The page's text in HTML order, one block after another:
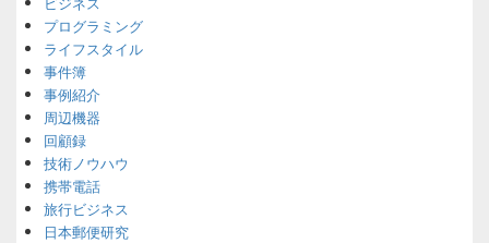
プログラミング
ライフスタイル
事件簿
事例紹介
周辺機器
回顧録
技術ノウハウ
携帯電話
旅行ビジネス
日本郵便研究